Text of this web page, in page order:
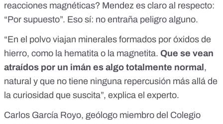
reacciones magnéticas? Mendez es claro al respecto:
“Por supuesto”. Eso sí: no entraña peligro alguno.
“En el polvo viajan minerales formados por óxidos de
hierro, como la hematita o la magnetita. Que se vean
atraídos por un imán es algo totalmente normal ,
natural y que no tiene ninguna repercusión más allá de
la curiosidad que suscita”, explica el experto.
Carlos García Royo, geólogo miembro del Colegio